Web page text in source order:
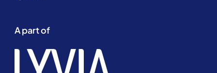
A part of